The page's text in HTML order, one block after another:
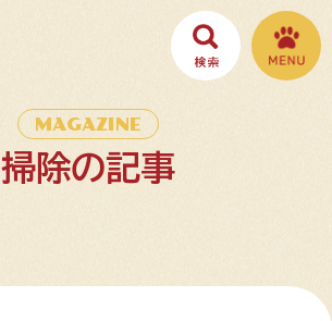
MAGAZINE
掃除の記事